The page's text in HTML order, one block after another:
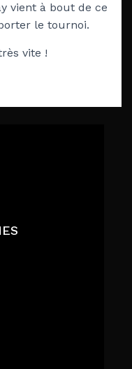
vient à bout de ce
le tournoi.
vite !